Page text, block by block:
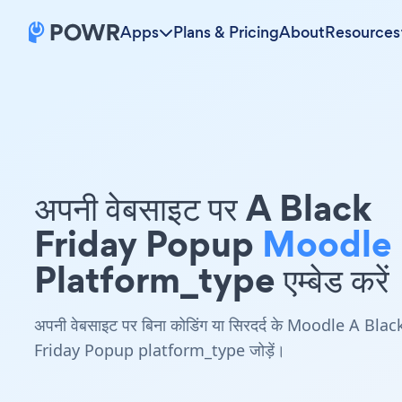
Apps Plans & PricingAboutResources
अपनी वेबसाइट पर A Black
Friday Popup Moodle
Platform_type एम्बेड करें
अपनी वेबसाइट पर बिना कोडिंग या सिरदर्द के Moodle A
Friday Popup platform_type जोड़ें।